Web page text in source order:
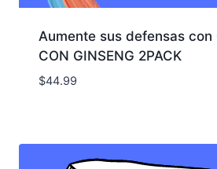
Aumente sus defensas con
CON GINSENG 2PACK
$44.99